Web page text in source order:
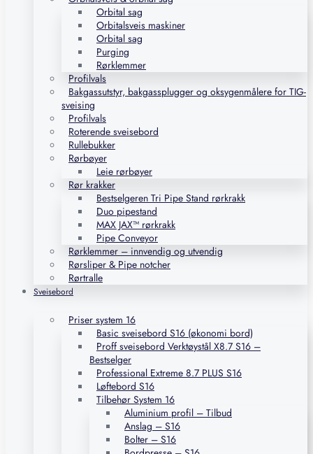
Orbital sag
Orbitalsveis maskiner
Orbital sag
Purging
Rørklemmer
Profilvals
Bakgassutstyr, bakgassplugger og oksygenmålere for TIG-
sveising
Profilvals
Roterende sveisebord
Rullebukker
Rørbøyer
Leie rørbøyer
Rør krakker
Bestselgeren Tri Pipe Stand rørkrakk
Duo pipestand
MAX JAX™ rørkrakk
Pipe Conveyor
Rørklemmer – innvendig og utvendig
Rørsliper & Pipe notcher
Rørtralle
Sveisebord
Priser system 16
Basic sveisebord S16 (økonomi bord)
Proff sveisebord Verktøystål X8.7 S16 –
Bestselger
Professional Extreme 8.7 PLUS S16
Løftebord S16
Tilbehør System 16
Aluminium profil – Tilbud
Anslag – S16
Bolter – S16